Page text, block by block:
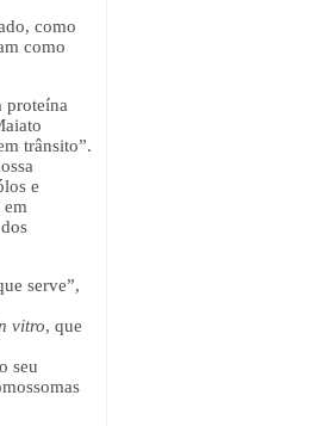
como
como
proteína
trânsito”.
e
em
serve”,
vitro, que
seu